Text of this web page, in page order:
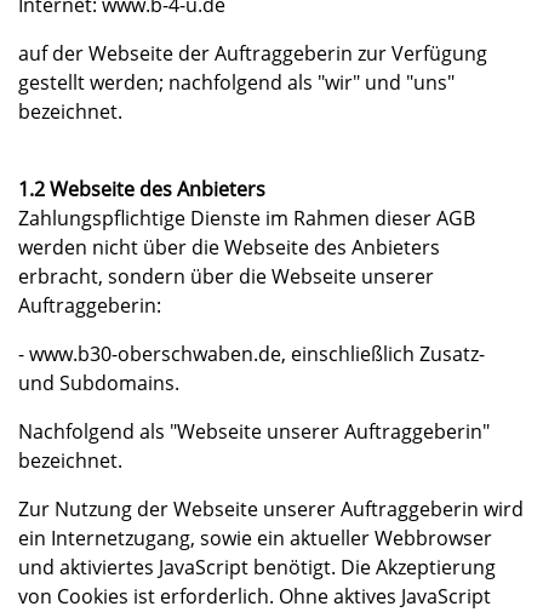
auf der Webseite der Auftraggeberin zur Verfügung
gestellt werden; nachfolgend als "wir" und "uns"
bezeichnet.
1.2 Webseite des Anbieters
Zahlungspflichtige Dienste im Rahmen dieser AGB
werden nicht über die Webseite des Anbieters
erbracht, sondern über die Webseite unserer
Auftraggeberin:
- www.b30-oberschwaben.de, einschließlich Zusatz-
und Subdomains.
Nachfolgend als "Webseite unserer Auftraggeberin"
bezeichnet.
Zur Nutzung der Webseite unserer Auftraggeberin wird
ein Internetzugang, sowie ein aktueller Webbrowser
und aktiviertes JavaScript benötigt. Die Akzeptierung
von Cookies ist erforderlich. Ohne aktives JavaScript